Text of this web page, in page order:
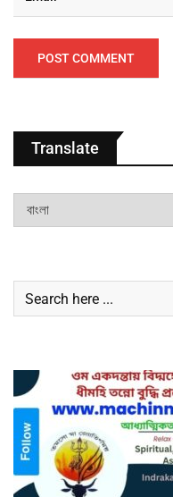
Translate